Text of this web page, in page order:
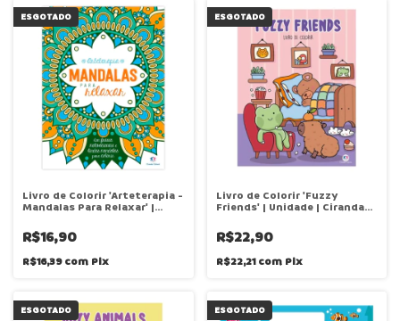
ESGOTADO
Livro de Colorir 'Arteterapia -
Mandalas Para Relaxar' |
R$16,90
R$16,39com Pix
ESGOTADO
Livro de Colorir 'Fuzzy
Friends' | Unidade | Ciranda
R$22,90
R$22,21com Pix
ESGOTADO ESGOTADO